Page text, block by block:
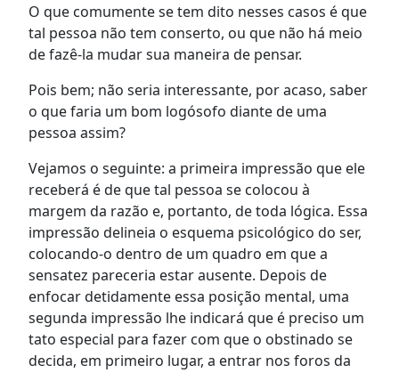
O que comumente se tem dito nesses casos é que
tal pessoa não tem conserto, ou que não há meio
de fazê-la mudar sua maneira de pensar.
Pois bem; não seria interessante, por acaso, saber
o que faria um bom logósofo diante de uma
pessoa assim?
Vejamos o seguinte: a primeira impressão que ele
receberá é de que tal pessoa se colocou à
margem da razão e, portanto, de toda lógica. Essa
impressão delineia o esquema psicológico do ser,
colocando-o dentro de um quadro em que a
sensatez pareceria estar ausente. Depois de
enfocar detidamente essa posição mental, uma
segunda impressão lhe indicará que é preciso um
tato especial para fazer com que o obstinado se
decida, em primeiro lugar, a entrar nos foros da